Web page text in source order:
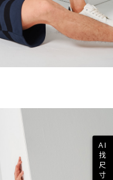
AI
找
尺
寸